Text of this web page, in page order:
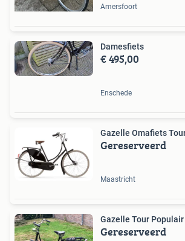
Amersfoort
Damesfiets
€ 495,00
Enschede
Gazelle Omafiets
Gereserveerd
Maastricht
Gazelle Tour
Gereserveerd